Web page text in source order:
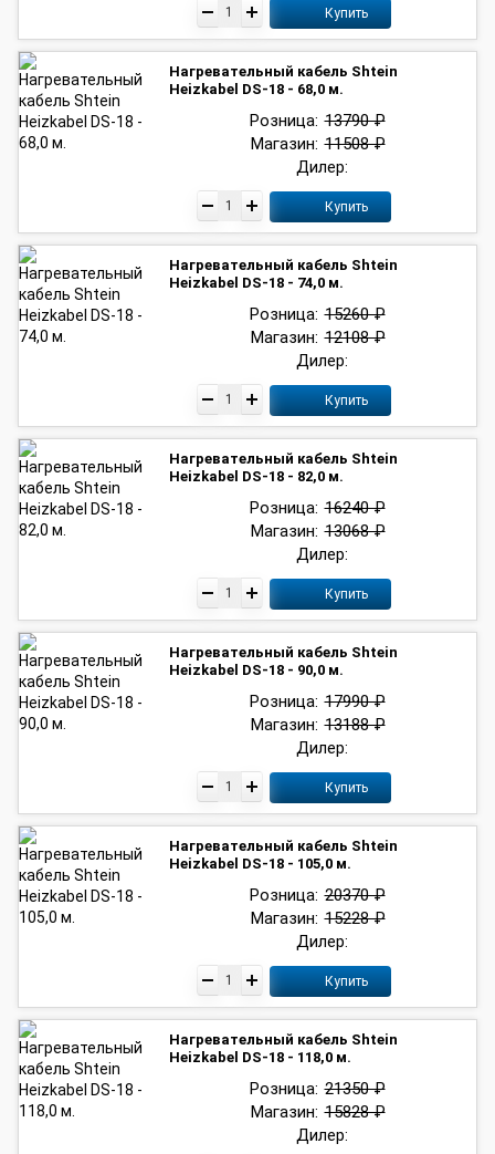
Купить
Нагревательный кабель Shtein
Heizkabel DS-18 - 68,0 м.
Дилер:
Розница: 13790 ₽
Магазин: 11508 ₽
Купить
Нагревательный кабель Shtein
Heizkabel DS-18 - 74,0 м.
Дилер:
Розница: 15260 ₽
Магазин: 12108 ₽
Купить
Нагревательный кабель Shtein
Heizkabel DS-18 - 82,0 м.
Дилер:
Розница: 16240 ₽
Магазин: 13068 ₽
Купить
Нагревательный кабель Shtein
Heizkabel DS-18 - 90,0 м.
Дилер:
Розница: 17990 ₽
Магазин: 13188 ₽
Купить
Нагревательный кабель Shtein
Heizkabel DS-18 - 105,0 м.
Дилер:
Розница: 20370 ₽
Магазин: 15228 ₽
Купить
Нагревательный кабель Shtein
Heizkabel DS-18 - 118,0 м.
Дилер:
Розница: 21350 ₽
Магазин: 15828 ₽